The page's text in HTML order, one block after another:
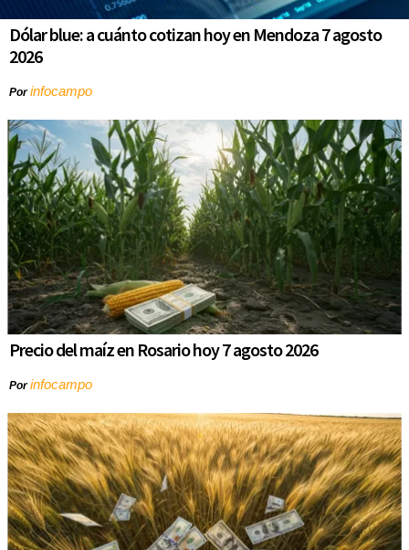
Dólar blue: a cuánto cotizan hoy en Mendoza 7 agosto
2026
Porinfocampo
Precio del maíz en Rosario hoy 7 agosto 2026
Porinfocampo